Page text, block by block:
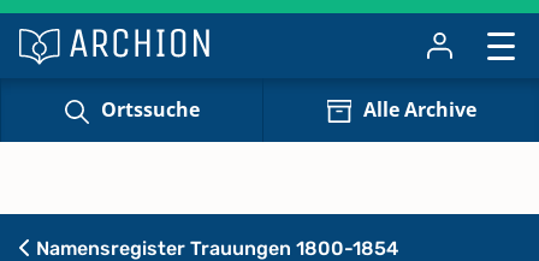
Ortssuche Alle Archive
Namensregister Trauungen 1800-1854